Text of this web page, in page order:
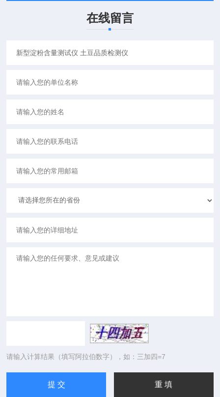
在线留言
请输入计算结果（填写阿拉伯数字），如：三加四=7